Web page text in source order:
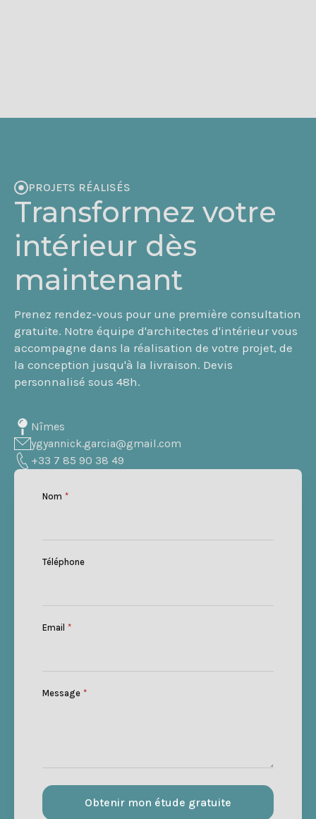
PROJETS RÉALISÉS
Transformez votre
intérieur dès
maintenant
Prenez rendez-vous pour une première consultation
gratuite. Notre équipe d'architectes d'intérieur vous
accompagne dans la réalisation de votre projet, de
la conception jusqu'à la livraison. Devis
personnalisé sous 48h.
Nîmes
ygyannick.garcia@gmail.com
+33 7 85 90 38 49
Nom *
Téléphone
Email *
Message *
Obtenir mon étude gratuite